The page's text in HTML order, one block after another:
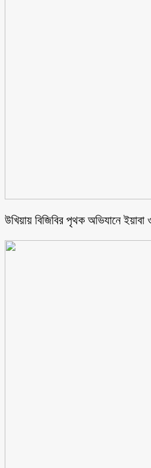
উখিয়ায় বিজিবির পৃথক অভিযানে